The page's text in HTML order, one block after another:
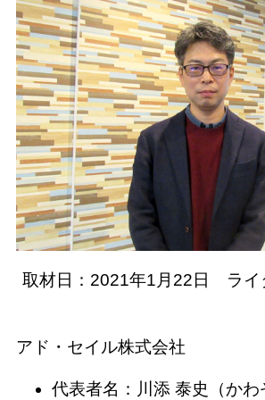
取材日：2021年1月22日 ライ
アド・セイル株式会社
代表者名：川添 泰史（かわ